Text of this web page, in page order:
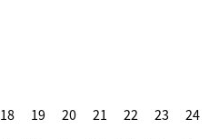
18 19 20 21 22 23
24